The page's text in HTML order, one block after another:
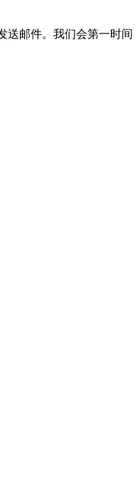
邮件。我们会第一时间